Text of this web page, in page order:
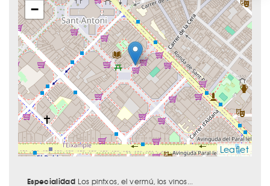
−
Leaflet
Especialidad Los pintxos, el vermú, los vinos...